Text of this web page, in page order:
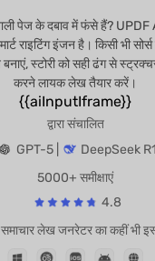
पेज के दबाव में फंसे हैं? UPDF
राइटिंग इंजन है। किसी भी
स्टोरी को सही ढंग से
करने लायक लेख तैयार करें।
{{aiInputIframe}}
द्वारा संचालित
GPT-5 |